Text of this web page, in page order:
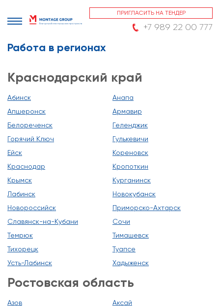
ПРИГЛАСИТЬ НА ТЕНДЕР
+7 989 22 00 777
Работа в регионах
Краснодарский край
Абинск
Анапа
Апшеронск
Армавир
Белореченск
Геленджик
Горячий Ключ
Гулькевичи
Ейск
Кореновск
Краснодар
Кропоткин
Крымск
Курганинск
Лабинск
Новокубанск
Новороссийск
Приморско-Ахтарск
Славянск-на-Кубани
Сочи
Темрюк
Тимашевск
Тихорецк
Туапсе
Усть-Лабинск
Хадыженск
Ростовская область
Азов
Аксай